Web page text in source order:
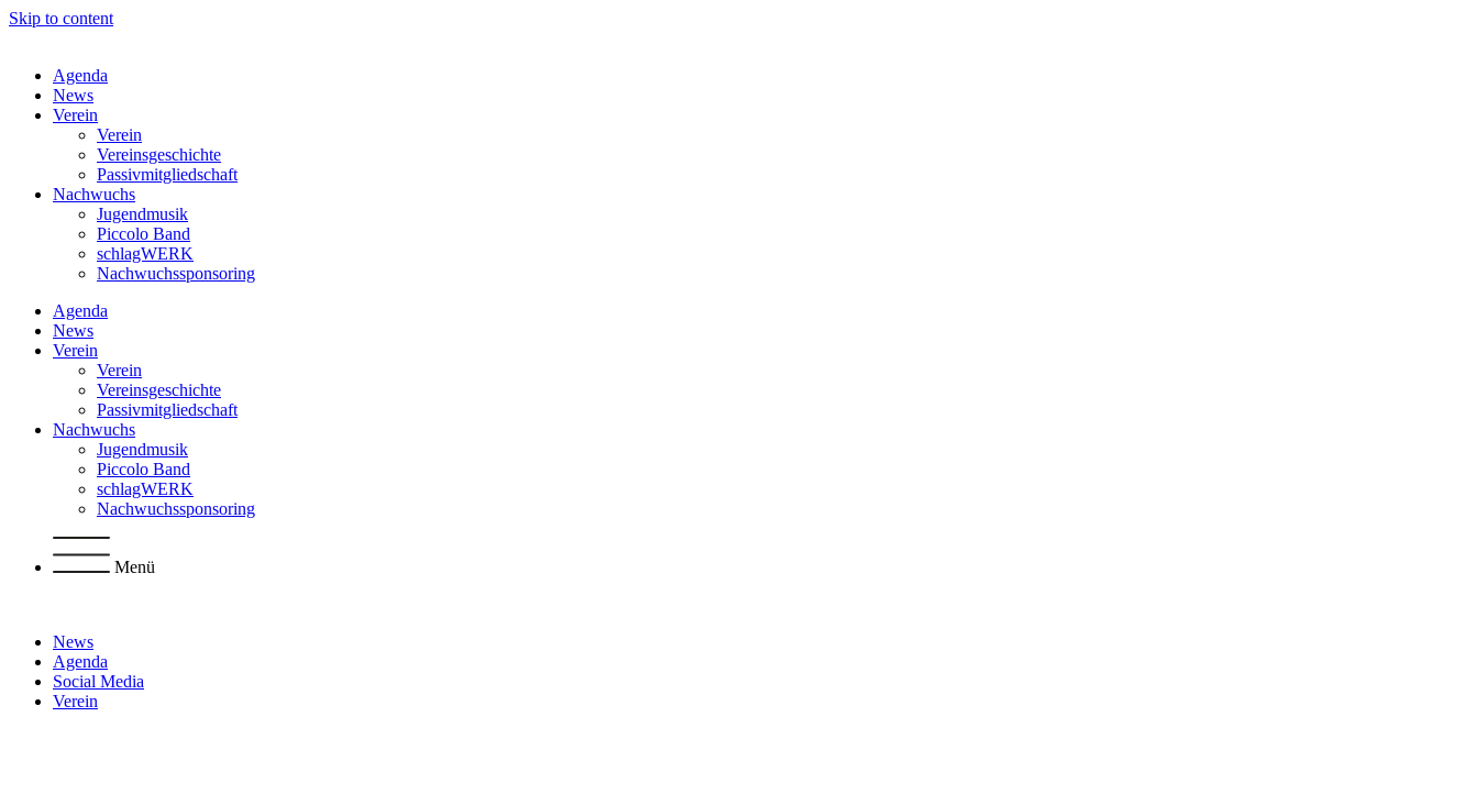
Skip to content
Agenda
News
Verein
Verein
Vereinsgeschichte
Passivmitgliedschaft
Nachwuchs
Jugendmusik
Piccolo Band
schlagWERK
Nachwuchssponsoring
Agenda
News
Verein
Verein
Vereinsgeschichte
Passivmitgliedschaft
Nachwuchs
Jugendmusik
Piccolo Band
schlagWERK
Nachwuchssponsoring
Menü
News
Agenda
Social Media
Verein